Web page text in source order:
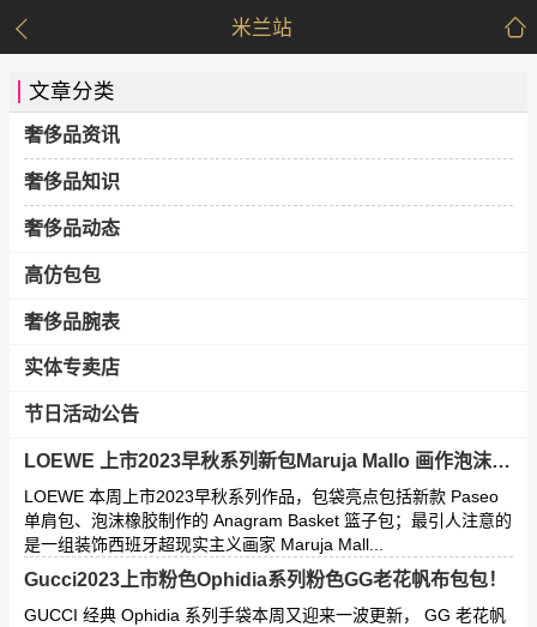
米兰站
文章分类
奢侈品资讯
奢侈品知识
奢侈品动态
高仿包包
奢侈品腕表
实体专卖店
节日活动公告
LOEWE 上市2023早秋系列新包Maruja Mallo 画作泡沫橡胶 Anagram 手袋！
LOEWE 本周上市2023早秋系列作品，包袋亮点包括新款 Paseo
单肩包、泡沫橡胶制作的 Anagram Basket 篮子包；最引人注意的
是一组装饰西班牙超现实主义画家 Maruja Mall...
Gucci2023上市粉色Ophidia系列粉色GG老花帆布包包！
GUCCI 经典 Ophidia 系列手袋本周又迎来一波更新， GG 老花帆